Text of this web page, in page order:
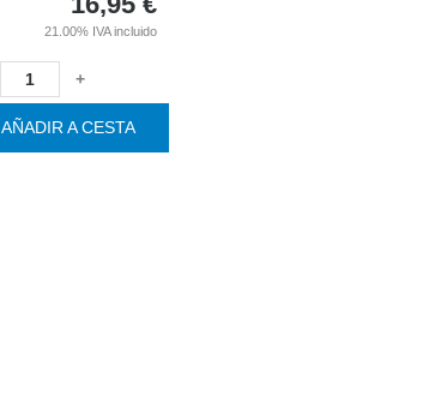
21.00% IVA incluido
+
AÑADIR A CESTA